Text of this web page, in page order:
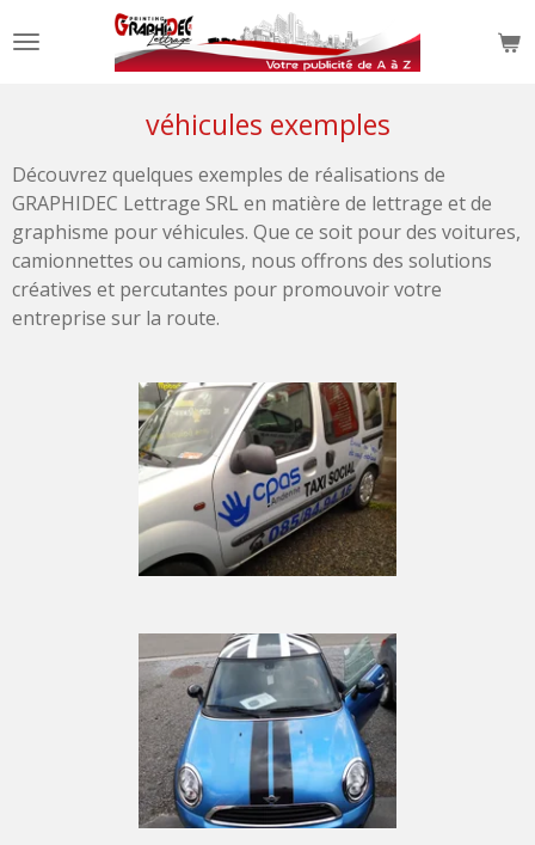
au
véhicules exemples
Découvrez quelques exemples de réalisations de
GRAPHIDEC Lettrage SRL en matière de lettrage et de
graphisme pour véhicules. Que ce soit pour des voitures,
camionnettes ou camions, nous offrons des solutions
créatives et percutantes pour promouvoir votre
entreprise sur la route.